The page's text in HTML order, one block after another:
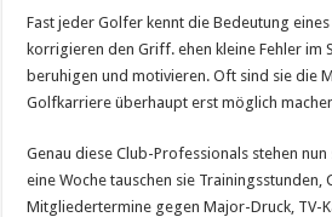
Fast jeder Golfer kennt die Bedeutung
korrigieren den Griff. ehen kleine Fehler im
beruhigen und motivieren. Oft sind sie die
Golfkarriere überhaupt erst möglich
Genau diese Club-Professionals stehen
eine Woche tauschen sie Trainingsstunden,
Mitgliedertermine gegen Major-Druck, TV-